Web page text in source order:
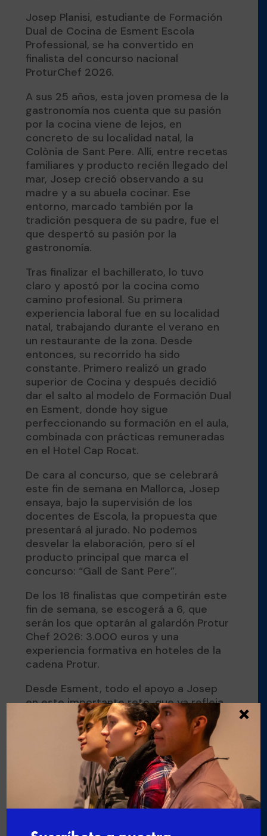
Josep Planisi, estudiante de Formación
Dual de Cocina de Esment Escola
Professional, se ha convertido en
finalista del concurso nacional
ProturChef 2026.
A sus 25 años, esta joven promesa de la
gastronomía nos cuenta que su pasión
por la cocina viene de lejos, en
concreto de su localidad natal, la
Colònia de Sant Pere. Allí, entre recetas
familiares y producto recién llegado del
mar, Josep creció observando a su
madre y a su abuela cocinar. Ese
entorno, marcado también por la
tradición pesquera de su padre, fue el
que despertó su pasión por la
gastronomía.
Tras finalizar el bachillerato, lo tuvo
claro y apostó por la cocina como
camino profesional. Su primera
experiencia laboral fue en su localidad
natal, trabajando durante el verano en
un restaurante de la zona. Desde
entonces, su recorrido ha sido
constante. Primero realizó un grado
superior de Cocina y después decidió
dar el salto al modelo de Formación Dual
en Esment, donde hoy sigue
perfeccionando su formación en el aula,
combinada con prácticas remuneradas
en el Hotel Cap Rocat.
De cara al concurso, que se celebrará
este fin de semana en Mallorca, Josep
ensaya, bajo la supervisión de los
docentes de Escola, la propuesta que
presentará al jurado. No podemos
desvelar la elaboración, pero sí el
producto principal que marca el
concurso: “Gall de Sant Pere”.
De los 18 finalistas que competirán este
fin de semana, se escogerá a 6, que
serán los que optarán al galardón Protur
Chef 2026: 3.000 euros y una
experiencia formativa en hoteles de la
cadena Protur.
Desde Esment, todo el apoyo a Josep
en este importante reto, que ya refleja
el valor de un modelo formativo que
impulsa el talento y genera
oportunidades reales.
Buscar
Nuevo curso de gestión administrativa y
×